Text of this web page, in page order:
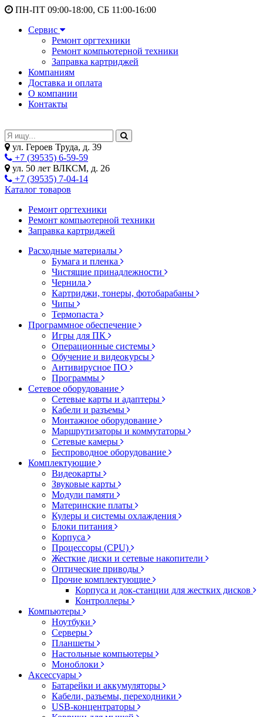
ПН-ПТ 09:00-18:00, СБ 11:00-16:00
Сервис
Ремонт оргтехники
Ремонт компьютерной техники
Заправка картриджей
Компаниям
Доставка и оплата
О компании
Контакты
ул. Героев Труда, д. 39
+7 (39535) 6-59-59
ул. 50 лет ВЛКСМ, д. 26
+7 (39535) 7-04-14
Каталог товаров
Ремонт оргтехники
Ремонт компьютерной техники
Заправка картриджей
Расходные материалы
Бумага и пленка
Чистящие принадлежности
Чернила
Картриджи, тонеры, фотобарабаны
Чипы
Термопаста
Программное обеспечение
Игры для ПК
Операционные системы
Обучение и видеокурсы
Антивирусное ПО
Программы
Сетевое оборудование
Сетевые карты и адаптеры
Кабели и разъемы
Монтажное оборудование
Маршрутизаторы и коммутаторы
Сетевые камеры
Беспроводное оборудование
Комплектующие
Видеокарты
Звуковые карты
Модули памяти
Материнские платы
Кулеры и системы охлаждения
Блоки питания
Корпуса
Процессоры (CPU)
Жесткие диски и сетевые накопители
Оптические приводы
Прочие комплектующие
Корпуса и док-станции для жестких дисков
Контроллеры
Компьютеры
Ноутбуки
Серверы
Планшеты
Настольные компьютеры
Моноблоки
Аксессуары
Батарейки и аккумуляторы
Кабели, разъемы, переходники
USB-концентраторы